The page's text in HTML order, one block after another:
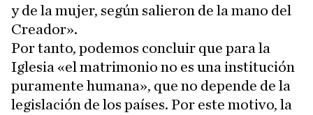
y de la mujer, según salieron de la mano del
Creador».
Por tanto, podemos concluir que para la
Iglesia «el matrimonio no es una institución
puramente humana», que no depende de la
legislación de los países. Por este motivo, la